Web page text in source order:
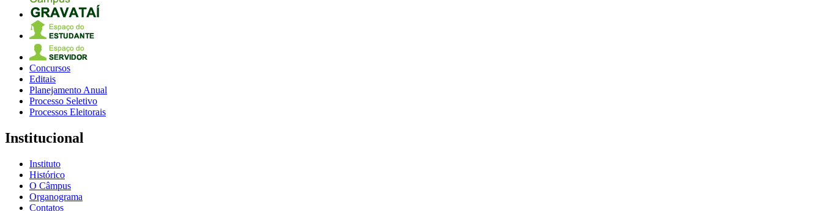
Concursos
Editais
Planejamento Anual
Processo Seletivo
Processos Eleitorais
Institucional
Instituto
Histórico
O Câmpus
Organograma
Contatos